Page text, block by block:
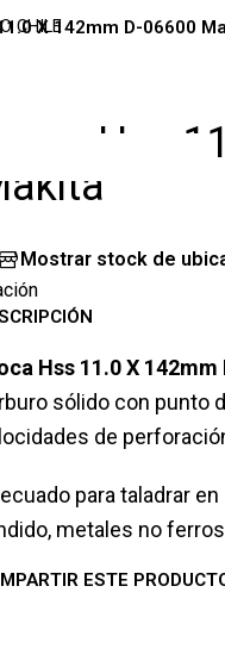
CHILEX 142mm D-06600
Hss
Mostrar stock de
Hss 11.0 X
sólido con punto
de
para taladrar
metales no
ESTE